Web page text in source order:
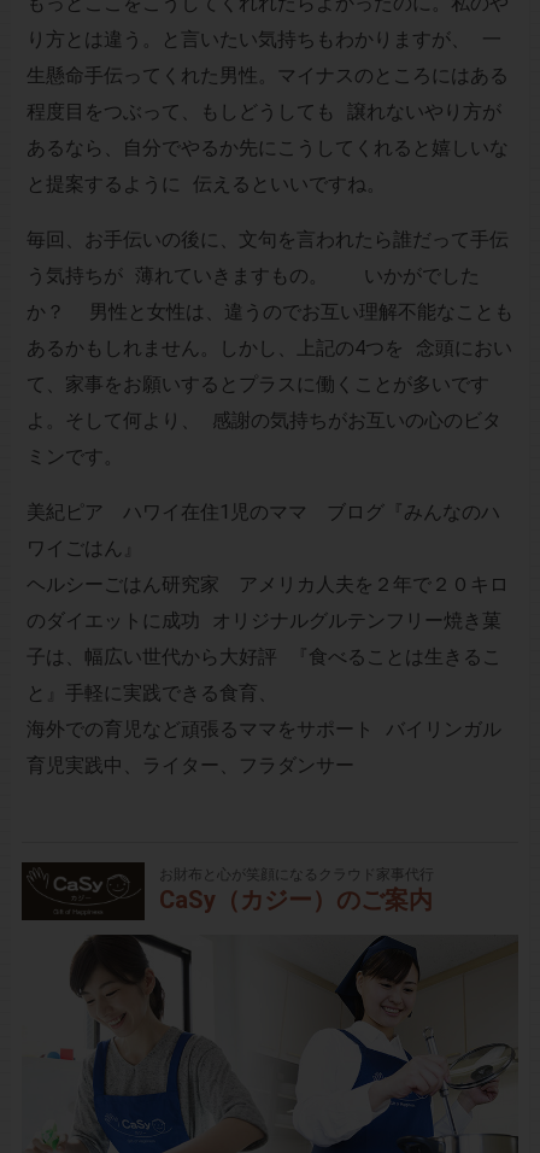
り方とは違う。と言いたい気持ちもわかりますが、 一
生懸命手伝ってくれた男性。マイナスのところにはある
程度目をつぶって、もしどうしても 譲れないやり方が
あるなら、自分でやるか先にこうしてくれると嬉しいな
と提案するように 伝えるといいですね。
毎回、お手伝いの後に、文句を言われたら誰だって手伝
う気持ちが 薄れていきますもの。 いかがでした
か？ 男性と女性は、違うのでお互い理解不能なことも
あるかもしれません。しかし、上記の4つを 念頭におい
て、家事をお願いするとプラスに働くことが多いです
よ。そして何より、 感謝の気持ちがお互いの心のビタ
ミンです。
美紀ピア ハワイ在住1児のママ ブログ『みんなのハ
ワイごはん』
ヘルシーごはん研究家 アメリカ人夫を２年で２０キロ
のダイエットに成功 オリジナルグルテンフリー焼き菓
子は、幅広い世代から大好評 『食べることは生きるこ
と』手軽に実践できる食育、
海外での育児など頑張るママをサポート バイリンガル
育児実践中、ライター、フラダンサー
お財布と心が笑顔になるクラウド家事代行
CaSy（カジー）のご案内